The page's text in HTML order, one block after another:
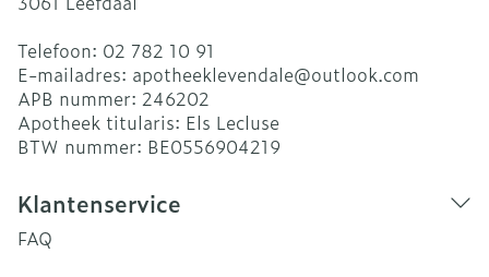
Telefoon: 02 782 10 91
E-mailadres: apotheeklevendale@outlook.com
APB nummer: 246202
Apotheek titularis: Els Lecluse
BTW nummer: BE0556904219
Klantenservice
FAQ